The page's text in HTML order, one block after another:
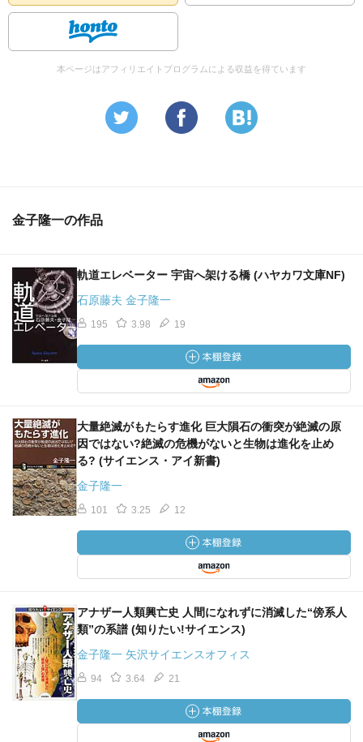
本ページはアフィリエイトプログラムによる収益を得ています
金子隆一の作品
軌道エレベーター 宇宙へ架ける橋 (ハヤカワ文庫NF)
石原藤夫 金子隆一
195 3.98 19
大量絶滅がもたらす進化 巨大隕石の衝突が絶滅の原
因ではない?絶滅の危機がないと生物は進化を止め
る? (サイエンス・アイ新書)
金子隆一
101 3.25 12
アナザー人類興亡史 人間になれずに消滅した“傍系人
類”の系譜 (知りたい!サイエンス)
金子隆一 矢沢サイエンスオフィス
94 3.64 21